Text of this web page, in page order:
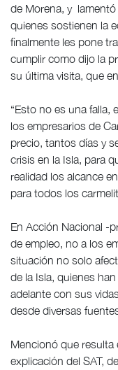
de Morena, y lamentó
quienes sostienen la
finalmente les pone
cumplir como dijo la
su última visita, que
“Esto no es una falla,
los empresarios de
precio, tantos días y
crisis en la Isla, para
realidad los alcance
para todos los
En Acción Nacional -
de empleo, no a los
situación no solo
de la Isla, quienes
adelante con sus
desde diversas
Mencionó que
explicación del SAT,